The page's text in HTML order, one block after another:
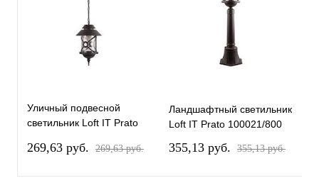
Уличный подвесной
светильник Loft IT Prato
269,63 pуб. 269,63 pуб.
Ландшафтный светильник
Loft IT Prato 100021/800
355,13 pуб. 355,13 pуб.